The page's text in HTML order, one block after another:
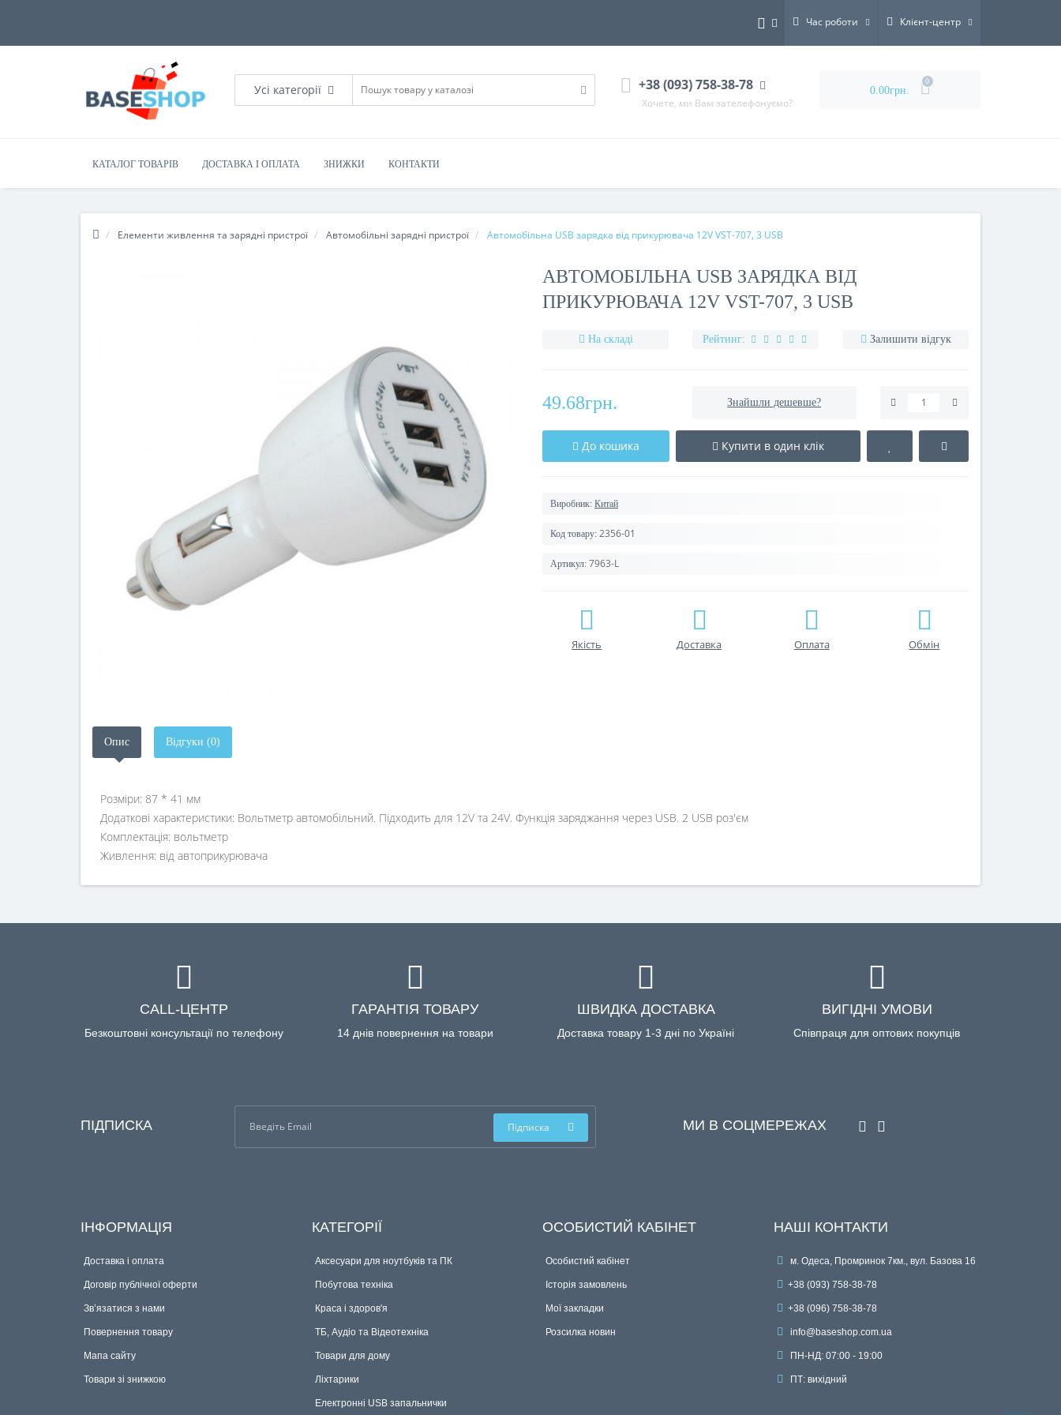
Час роботи Клієнт-центр
Усі категорії +38 (093) 758-38-78
Хочете, ми Вам зателефонуємо?
0.00грн.
0
КАТАЛОГ ТОВАРІВ ДОСТАВКА І ОПЛАТА ЗНИЖКИ КОНТАКТИ
Елементи живлення та зарядні пристрої Автомобільні зарядні пристрої Автомобільна USB зарядка від прикурювача 12V VST-707, 3 USB
АВТОМОБІЛЬНА USB ЗАРЯДКА ВІД
ПРИКУРЮВАЧА 12V VST-707, 3 USB
На складі Рейтинг: Залишити відгук
49.68грн. Знайшли дешевше?
До кошика Купити в один клік
Виробник: Китай
Код товару: 2356-01
Артикул: 7963-L
Якість Доставка Оплата Обмін
Опис Відгуки (0)
Розміри: 87 * 41 мм
Додаткові характеристики: Вольтметр автомобільний. Підходить для 12V та 24V. Функція заряджання через USB. 2 USB роз'єм
Комплектація: вольтметр
Живлення: від автоприкурювача
CALL-ЦЕНТР
Безкоштовні консультації по телефону
ГАРАНТІЯ ТОВАРУ
14 днів повернення на товари
ШВИДКА ДОСТАВКА
Доставка товару 1-3 дні по Україні
ВИГІДНІ УМОВИ
Співпраця для оптових покупців
ПІДПИСКА Підписка МИ В СОЦМЕРЕЖАХ
ІНФОРМАЦІЯ
Доставка і оплата
Договір публічної оферти
Зв’язатися з нами
Повернення товару
Мапа сайту
Товари зі знижкою
КАТЕГОРІЇ
Аксесуари для ноутбуків та ПК
Побутова техніка
Краса і здоров'я
ТБ, Аудіо та Відеотехніка
Товари для дому
Ліхтарики
Електронні USB запальнички
ОСОБИСТИЙ КАБІНЕТ
Особистий кабінет
Історія замовлень
Мої закладки
Розсилка новин
НАШІ КОНТАКТИ
м. Одеса, Промринок 7км., вул. Базова 16
+38 (093) 758-38-78
+38 (096) 758-38-78
info@baseshop.com.ua
ПН-НД: 07:00 - 19:00
ПТ: вихідний